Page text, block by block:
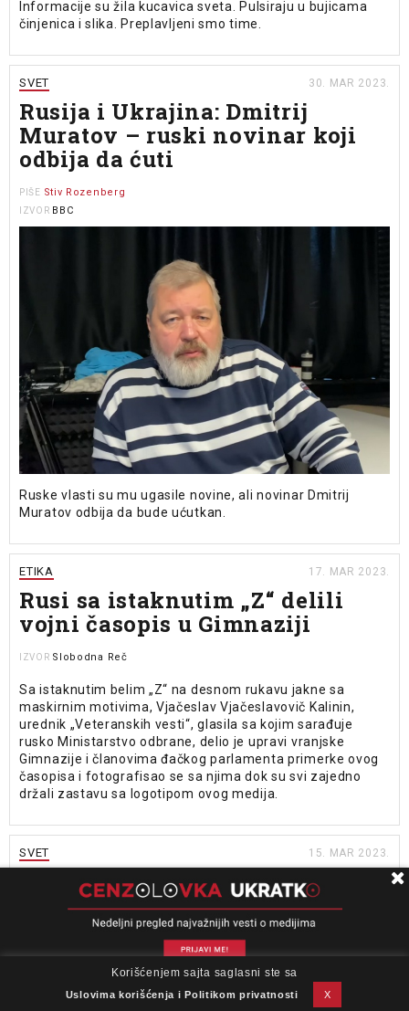
Informacije su žila kucavica sveta. Pulsiraju u bujicama
činjenica i slika. Preplavljeni smo time.
SVET 30. MAR 2023.
Rusija i Ukrajina: Dmitrij
Muratov – ruski novinar koji
odbija da ćuti
PIŠE Stiv Rozenberg
IZVOR BBC
Ruske vlasti su mu ugasile novine, ali novinar Dmitrij
Muratov odbija da bude ućutkan.
ETIKA 17. MAR 2023.
Rusi sa istaknutim „Z“ delili
vojni časopis u Gimnaziji
IZVOR Slobodna Reč
Sa istaknutim belim „Z“ na desnom rukavu jakne sa
maskirnim motivima, Vjačeslav Vjačeslavovič Kalinin,
urednik „Veteranskih vesti“, glasila sa kojim sarađuje
rusko Ministarstvo odbrane, delio je upravi vranjske
Gimnazije i članovima đačkog parlamenta primerke ovog
časopisa i fotografisao se sa njima dok su svi zajedno
držali zastavu sa logotipom ovog medija.
SVET 15. MAR 2023.
Cenzori u Rusiji obračunavaju
se sa istinom na internetu
Dok Rusija pokušava da kontroliše narativ o ratu u Ukrajini,
onlajn mediji i novinari nalaze se u nezgodnoj situaciji.
Impresum Podrška Kontakt
Newsletter
Uslovi korišćenja
Korišćenjem sajta saglasni ste sa
Uslovima korišćenja i Politikom privatnosti X